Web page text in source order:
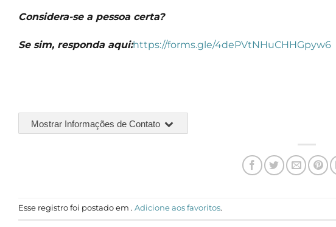
Considera-se a pessoa certa?
Se sim, responda aqui:https://forms.gle/4dePVtNHuCHHGpyw6
Mostrar Informações de Contato
Esse registro foi postado em . Adicione aos favoritos.